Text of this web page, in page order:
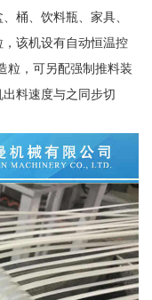
桶、饮料瓶、家具、
该机设有自动恒温控
粒，可另配强制推料装
料速度与之同步切